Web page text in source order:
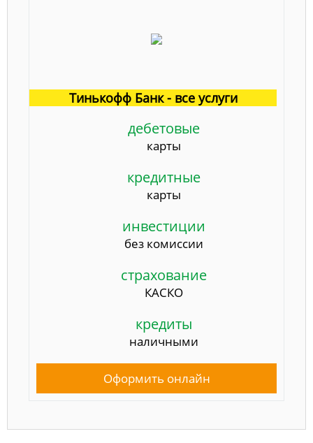
Тинькофф Банк - все услуги
дебетовые
карты
кредитные
карты
инвестиции
без комиссии
страхование
КАСКО
кредиты
наличными
Оформить онлайн